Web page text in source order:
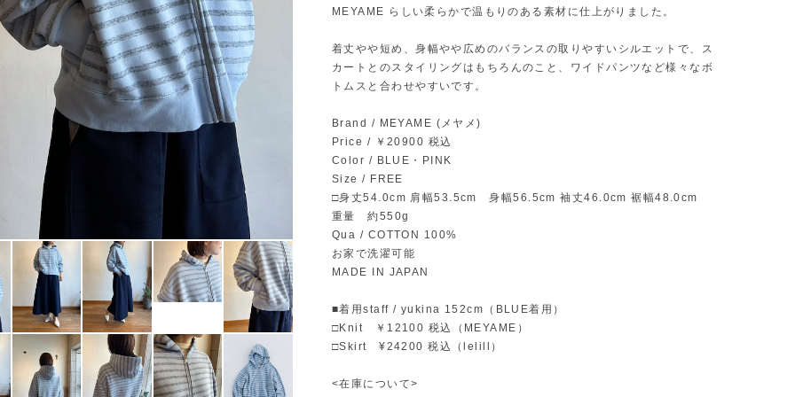
MEYAME らしい柔らかで温もりのある素材に仕上がりました。
着丈やや短め、身幅やや広めのバランスの取りやすいシルエットで、ス
カートとのスタイリングはもちろんのこと、ワイドパンツなど様々なボ
トムスと合わせやすいです。
Brand / MEYAME (メヤメ)
Price / ￥20900 税込
Color / BLUE・PINK
Size / FREE
□身丈54.0cm 肩幅53.5cm 身幅56.5cm 袖丈46.0cm 裾幅48.0cm
重量 約550g
Qua / COTTON 100%
お家で洗濯可能
MADE IN JAPAN
■着用staff / yukina 152cm（BLUE着用）
□Knit ￥12100 税込（MEYAME）
□Skirt ¥24200 税込（lelill）
<在庫について>